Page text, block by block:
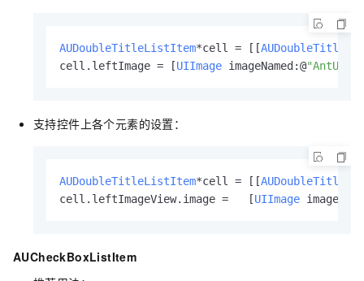
AUDoubleTitleListItem*cell = [[
cell.leftImage = [UIImage imageNamed:@
支持控件上各个元素的设置：
AUDoubleTitleListItem*cell = [[
cell.leftImageView.image =   [UIImage
AUCheckBoxListItem